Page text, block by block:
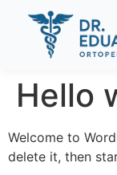
Hello
Welcome to
delete it, then